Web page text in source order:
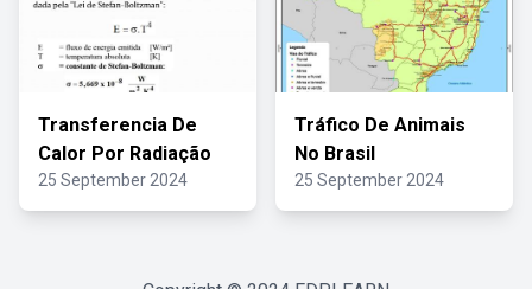
Transferencia De
Calor Por Radiação
25 September 2024
Tráfico De Animais
No Brasil
25 September 2024